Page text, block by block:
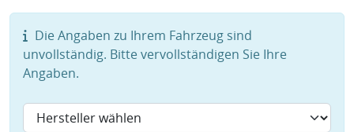
Die Angaben zu Ihrem Fahrzeug sind
unvollständig. Bitte vervollständigen Sie Ihre
Angaben.